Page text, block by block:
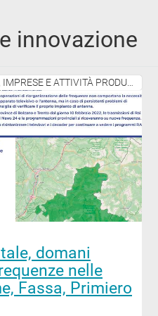
innovazione
domani
nelle
Fassa, Primiero